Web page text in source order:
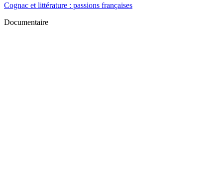
Cognac et littérature : passions françaises
Documentaire